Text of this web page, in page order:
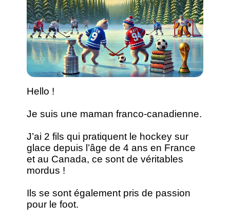
Hello !
Je suis une maman franco-canadienne.
J’ai 2 fils qui pratiquent le hockey sur
glace depuis l’âge de 4 ans en France
et au Canada, ce sont de véritables
mordus !
Ils se sont également pris de passion
pour le foot.